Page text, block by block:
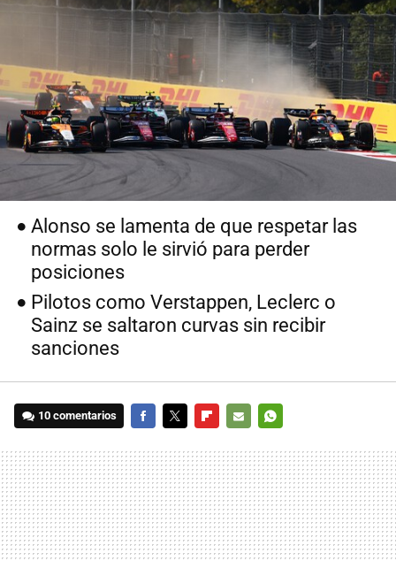
Alonso se lamenta de que respetar las
normas solo le sirvió para perder
posiciones
Pilotos como Verstappen, Leclerc o
Sainz se saltaron curvas sin recibir
sanciones
10 comentarios
MAIL